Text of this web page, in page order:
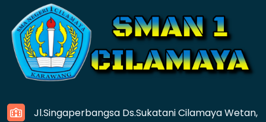
Jl.Singaperbangsa Ds.Sukatani Cilamaya Wetan,